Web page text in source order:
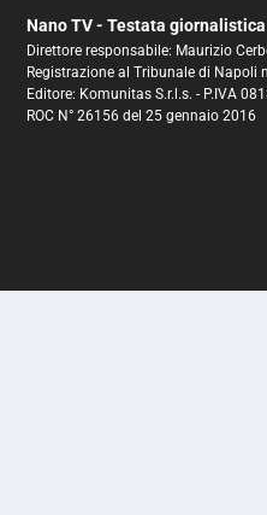
Nano TV - Testata giornalistica
Direttore responsabile: Maurizio
Registrazione al Tribunale di Napoli
Editore: Komunitas S.r.l.s. - P.IVA
ROC N° 26156 del 25 gennaio 2016